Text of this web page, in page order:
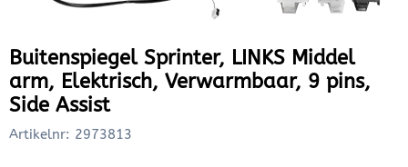
Buitenspiegel Sprinter, LINKS Middel
arm, Elektrisch, Verwarmbaar, 9 pins,
Side Assist
Artikelnr: 2973813